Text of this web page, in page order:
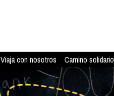
Viaja con nosotros Camino solidario